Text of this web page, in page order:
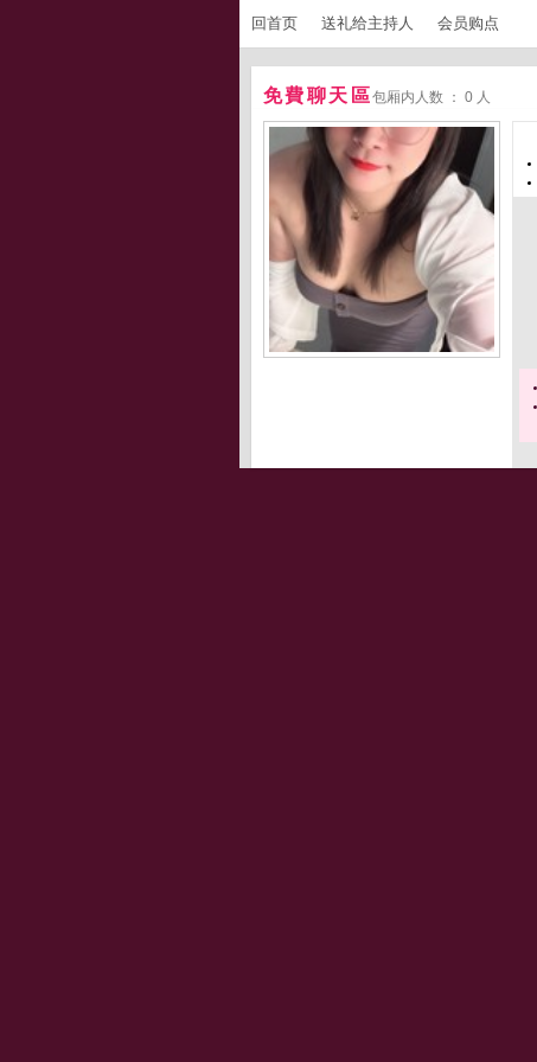
回首页 送礼给主持人 会员购点
免費聊天區包厢内人数 ： 0 人